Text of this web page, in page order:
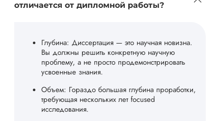
отличается от дипломной работы?
Глубина: Диссертация — это научная новизна.
Вы должны решить конкретную научную
проблему, а не просто продемонстрировать
усвоенные знания.
Объем: Гораздо большая глубина проработки,
требующая нескольких лет focused
исследования.